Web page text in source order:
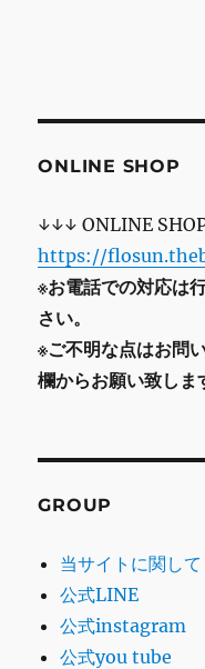
ONLINE SHOP
↓↓↓ ONLINE
https://
※お電話での対応は
さい。
※ご不明な点はお問
欄からお願い致しま
GROUP
当サイトに関して
公式LINE
公式instagram
公式you tube